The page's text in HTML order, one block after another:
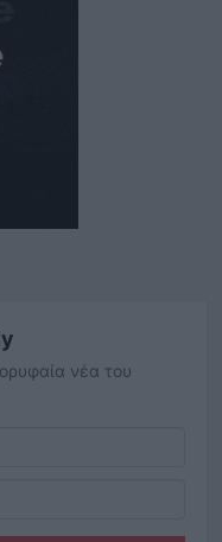
νέα του